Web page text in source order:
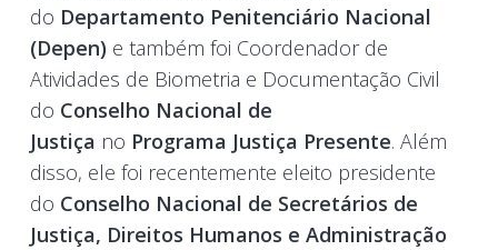
do Departamento Penitenciário Nacional
(Depen) e também foi Coordenador de
Atividades de Biometria e Documentação Civil
do Conselho Nacional de
Justiça no Programa Justiça Presente. Além
disso, ele foi recentemente eleito presidente
do Conselho Nacional de Secretários de
Justiça, Direitos Humanos e Administração